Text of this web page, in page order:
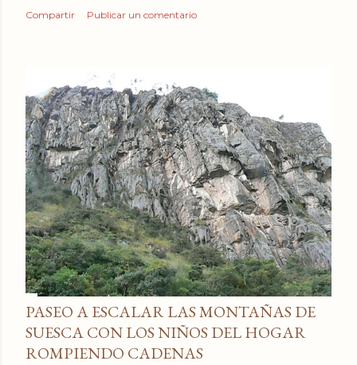
Compartir Publicar un comentario
PASEO A ESCALAR LAS MONTAÑAS DE
SUESCA CON LOS NIÑOS DEL HOGAR
ROMPIENDO CADENAS